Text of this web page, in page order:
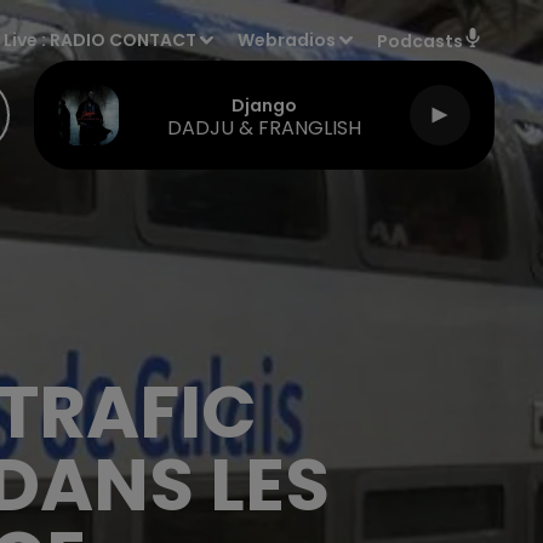
Live :RADIO CONTACT Webradios Podcasts
Django
DADJU & FRANGLISH
LES